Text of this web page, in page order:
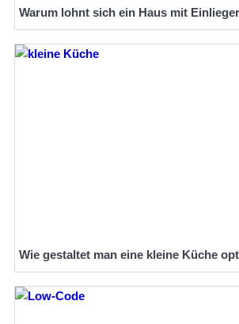
Warum lohnt sich ein Haus mit
Wie gestaltet man eine kleine Küche